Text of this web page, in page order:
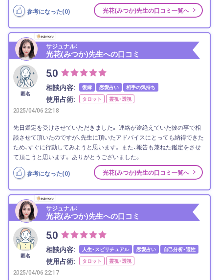
参考になった(0) 光花(みつか)先生の口コミ一覧へ
サジュナル：
光花(みつか)先生への口コミ
匿名
5.0
相談内容: 復縁 恋愛占い 相手の気持ち
使用占術: タロット 霊視・透視
2025/04/06 22:18
先日鑑定を受けさせていただきました。 連絡が途絶えていた彼の事で相
談させて頂いたのですが、先生に頂いたアドバイスにとっても納得できた
ため、すぐに行動してみようと思います。 また、報告も兼ねた鑑定をさせ
て頂こうと思います。 ありがとうございました。
参考になった(0) 光花(みつか)先生の口コミ一覧へ
サジュナル：
光花(みつか)先生への口コミ
匿名
5.0
相談内容: 人生・スピリチュアル 恋愛占い 自己分析・適性
使用占術: タロット 霊視・透視
2025/04/06 22:17